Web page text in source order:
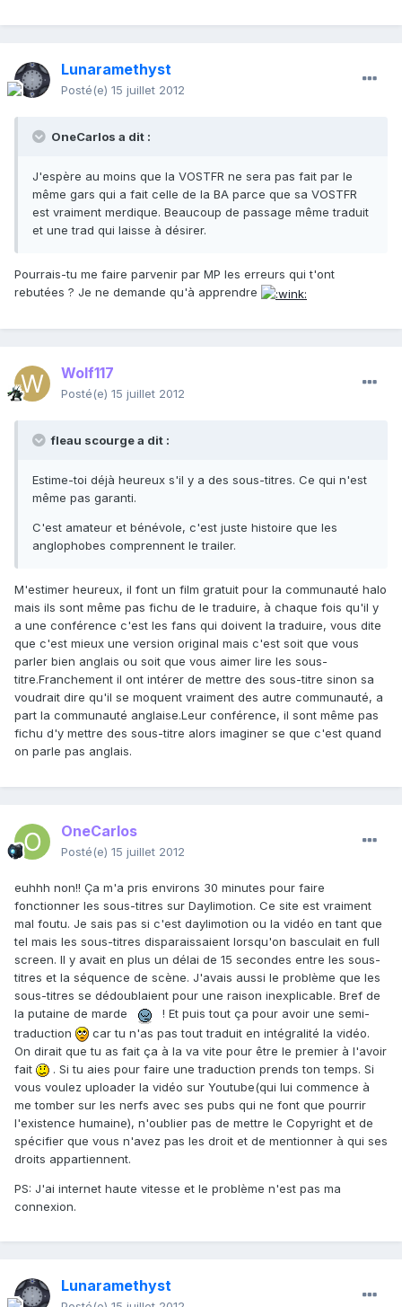
Lunaramethyst
Posté(e) 15 juillet 2012
OneCarlos a dit :
J'espère au moins que la VOSTFR ne sera pas fait par le
même gars qui a fait celle de la BA parce que sa VOSTFR
est vraiment merdique. Beaucoup de passage même traduit
et une trad qui laisse à désirer.
Pourrais-tu me faire parvenir par MP les erreurs qui t'ont
rebutées ? Je ne demande qu'à apprendre
Wolf117
Posté(e) 15 juillet 2012
fleau scourge a dit :
Estime-toi déjà heureux s'il y a des sous-titres. Ce qui n'est
même pas garanti.
C'est amateur et bénévole, c'est juste histoire que les
anglophobes comprennent le trailer.
M'estimer heureux, il font un film gratuit pour la communauté halo
mais ils sont même pas fichu de le traduire, à chaque fois qu'il y
a une conférence c'est les fans qui doivent la traduire, vous dite
que c'est mieux une version original mais c'est soit que vous
parler bien anglais ou soit que vous aimer lire les sous-
titre.Franchement il ont intérer de mettre des sous-titre sinon sa
voudrait dire qu'il se moquent vraiment des autre communauté, a
part la communauté anglaise.Leur conférence, il sont même pas
fichu d'y mettre des sous-titre alors imaginer se que c'est quand
on parle pas anglais.
OneCarlos
Posté(e) 15 juillet 2012
euhhh non!! Ça m'a pris environs 30 minutes pour faire
fonctionner les sous-titres sur Daylimotion. Ce site est vraiment
mal foutu. Je sais pas si c'est daylimotion ou la vidéo en tant que
tel mais les sous-titres disparaissaient lorsqu'on basculait en full
screen. Il y avait en plus un délai de 15 secondes entre les sous-
titres et la séquence de scène. J'avais aussi le problème que les
sous-titres se dédoublaient pour une raison inexplicable. Bref de
la putaine de marde
! Et puis tout ça pour avoir une semi-
traduction
car tu n'as pas tout traduit en intégralité la vidéo.
On dirait que tu as fait ça à la va vite pour être le premier à l'avoir
fait
. Si tu aies pour faire une traduction prends ton temps. Si
vous voulez uploader la vidéo sur Youtube(qui lui commence à
me tomber sur les nerfs avec ses pubs qui ne font que pourrir
l'existence humaine), n'oublier pas de mettre le Copyright et de
spécifier que vous n'avez pas les droit et de mentionner à qui ses
droits appartiennent.
PS: J'ai internet haute vitesse et le problème n'est pas ma
connexion.
Lunaramethyst